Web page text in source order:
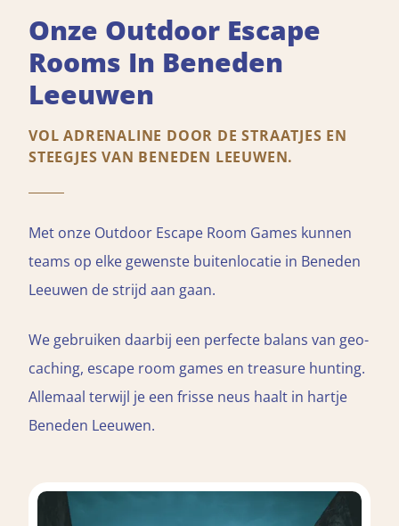
Onze Outdoor Escape
Rooms In Beneden
Leeuwen
VOL ADRENALINE DOOR DE STRAATJES EN
STEEGJES VAN BENEDEN LEEUWEN.
Met onze Outdoor Escape Room Games kunnen
teams op elke gewenste buitenlocatie in Beneden
Leeuwen de strijd aan gaan.
We gebruiken daarbij een perfecte balans van geo-
caching, escape room games en treasure hunting.
Allemaal terwijl je een frisse neus haalt in hartje
Beneden Leeuwen.